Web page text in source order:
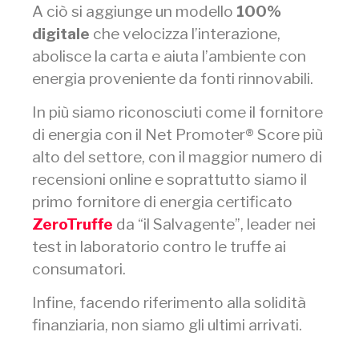
A ciò si aggiunge un modello 100%
digitale che velocizza l’interazione,
abolisce la carta e aiuta l’ambiente con
energia proveniente da fonti rinnovabili.
In più siamo riconosciuti come il fornitore
di energia con il Net Promoter® Score più
alto del settore, con il maggior numero di
recensioni online e soprattutto siamo il
primo fornitore di energia certificato
ZeroTruffe da “il Salvagente”, leader nei
test in laboratorio contro le truffe ai
consumatori.
Infine, facendo riferimento alla solidità
finanziaria, non siamo gli ultimi arrivati.